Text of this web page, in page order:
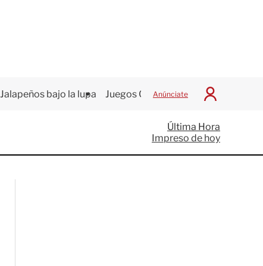
Jalapeños bajo la lupa Juegos Centroamericanos
Anúnciate
I
c
i
a
Última Hora
Impreso de hoy